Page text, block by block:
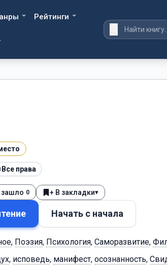
Рейтинги
Все права
зашло 0 + В закладки▾
Начать с начала
, Поэзия, Психология, Саморазвитие,
, исповедь, манифест, осознанность,